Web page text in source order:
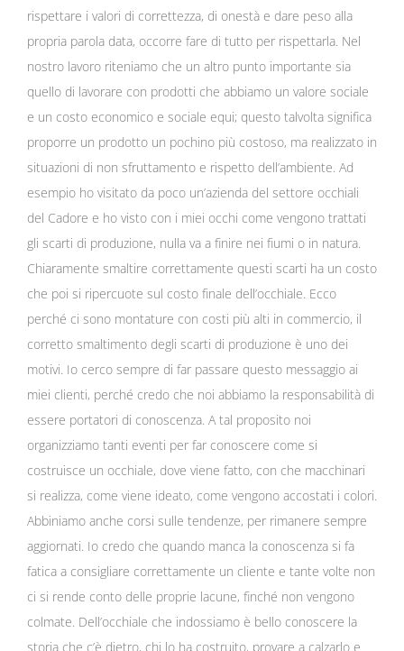
rispettare i valori di correttezza, di onestà e dare peso alla
propria parola data, occorre fare di tutto per rispettarla. Nel
nostro lavoro riteniamo che un altro punto importante sia
quello di lavorare con prodotti che abbiamo un valore sociale
e un costo economico e sociale equi; questo talvolta significa
proporre un prodotto un pochino più costoso, ma realizzato in
situazioni di non sfruttamento e rispetto dell’ambiente. Ad
esempio ho visitato da poco un’azienda del settore occhiali
del Cadore e ho visto con i miei occhi come vengono trattati
gli scarti di produzione, nulla va a finire nei fiumi o in natura.
Chiaramente smaltire correttamente questi scarti ha un costo
che poi si ripercuote sul costo finale dell’occhiale. Ecco
perché ci sono montature con costi più alti in commercio, il
corretto smaltimento degli scarti di produzione è uno dei
motivi. Io cerco sempre di far passare questo messaggio ai
miei clienti, perché credo che noi abbiamo la responsabilità di
essere portatori di conoscenza. A tal proposito noi
organizziamo tanti eventi per far conoscere come si
costruisce un occhiale, dove viene fatto, con che macchinari
si realizza, come viene ideato, come vengono accostati i colori.
Abbiniamo anche corsi sulle tendenze, per rimanere sempre
aggiornati. Io credo che quando manca la conoscenza si fa
fatica a consigliare correttamente un cliente e tante volte non
ci si rende conto delle proprie lacune, finché non vengono
colmate. Dell’occhiale che indossiamo è bello conoscere la
storia che c’è dietro, chi lo ha costruito, provare a calzarlo e